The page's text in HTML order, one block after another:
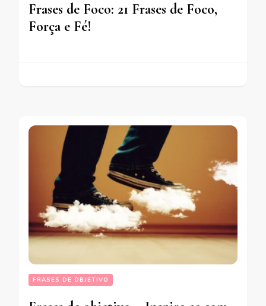
Frases de Foco: 21 Frases de Foco,
Força e Fé!
FRASES DE OBJETIVO